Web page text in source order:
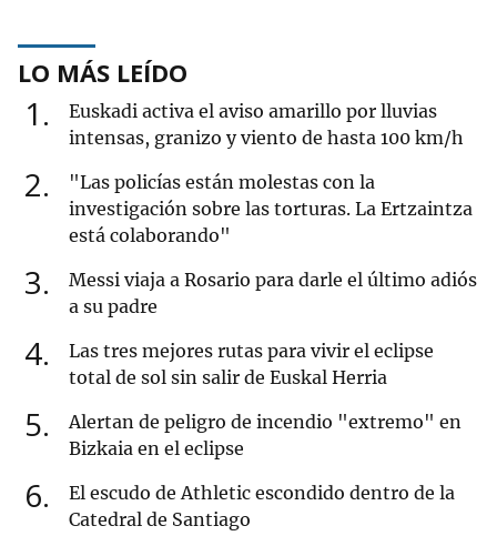
LO MÁS LEÍDO
1
Euskadi activa el aviso amarillo por lluvias
intensas, granizo y viento de hasta 100 km/h
2
"Las policías están molestas con la
investigación sobre las torturas. La Ertzaintza
está colaborando"
3
Messi viaja a Rosario para darle el último adiós
a su padre
4
Las tres mejores rutas para vivir el eclipse
total de sol sin salir de Euskal Herria
5
Alertan de peligro de incendio "extremo" en
Bizkaia en el eclipse
6
El escudo de Athletic escondido dentro de la
Catedral de Santiago